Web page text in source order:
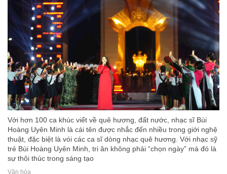
Với hơn 100 ca khúc viết về quê hương, đất nước, nhạc sĩ Bùi
Hoàng Uyên Minh là cái tên được nhắc đến nhiều trong giới nghệ
thuật, đặc biệt là vói các ca sĩ dòng nhạc quê hương. Với nhạc sỹ
trẻ Bùi Hoàng Uyên Minh, tri ân không phải “chọn ngày” mà đó là
sự thôi thúc trong sáng tạo
Văn hóa